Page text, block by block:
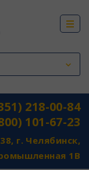
218-00-84
101-67-23
г. Челябинск,
1В